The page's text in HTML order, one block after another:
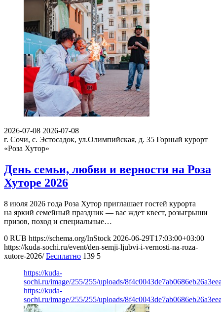
2026-07-08 2026-07-08
г. Сочи, с. Эстосадок, ул.Олимпийская, д. 35 Горный курорт
«Роза Хутор»
День семьи, любви и верности на Роза
Хуторе 2026
8 июля 2026 года Роза Хутор приглашает гостей курорта
на яркий семейный праздник — вас ждет квест, розыгрыши
призов, поход и специальные…
0 RUB https://schema.org/InStock 2026-06-29T17:03:00+03:00
https://kuda-sochi.ru/event/den-semji-ljubvi-i-vernosti-na-roza-
xutore-2026/ Бесплатно 139 5
https://kuda-
sochi.ru/image/255/255/uploads/
https://kuda-
sochi.ru/image/255/255/uploads/